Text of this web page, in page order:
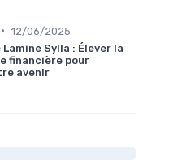
• 12/06/2025
Sylla : Élever la
financière pour
avenir